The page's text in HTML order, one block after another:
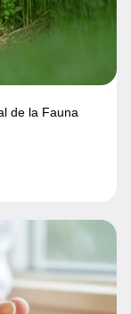
de la Fauna